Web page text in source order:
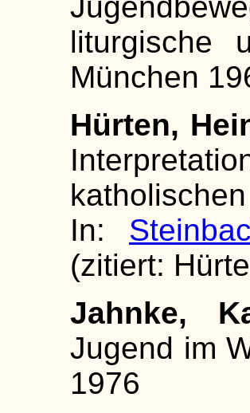
liturgische
München
Hürten,
In:
(zitiert:
Jahnke,
Jugend im
1976